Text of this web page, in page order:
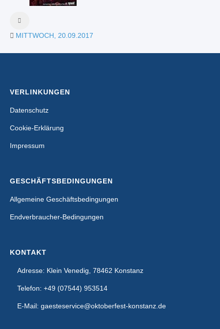
MITTWOCH, 20.09.2017
VERLINKUNGEN
Datenschutz
Cookie-Erklärung
Impressum
GESCHÄFTSBEDINGUNGEN
Allgemeine Geschäftsbedingungen
Endverbraucher-Bedingungen
KONTAKT
Adresse: Klein Venedig, 78462 Konstanz
Telefon: +49 (07544) 953514
E-Mail: gaesteservice@oktoberfest-konstanz.de